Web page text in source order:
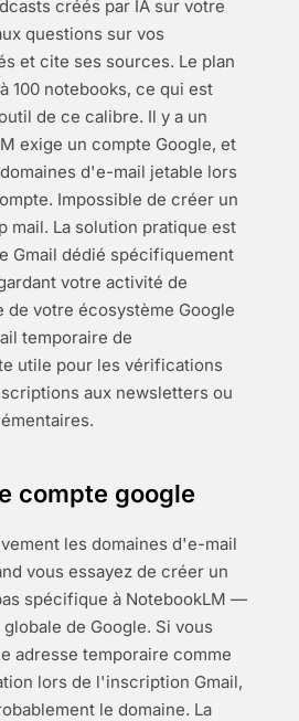
créés par IA sur votre
questions sur vos
et cite ses sources. Le plan
100 notebooks, ce qui est
de ce calibre. Il y a un
exige un compte Google, et
d'e-mail jetable lors
Impossible de créer un
mail. La solution pratique est
Gmail dédié spécifiquement
votre activité de
de votre écosystème Google
temporaire de
utile pour les vérifications
aux newsletters ou
compte google
les domaines d'e-mail
vous essayez de créer un
spécifique à NotebookLM —
de Google. Si vous
adresse temporaire comme
lors de l'inscription Gmail,
le domaine. La